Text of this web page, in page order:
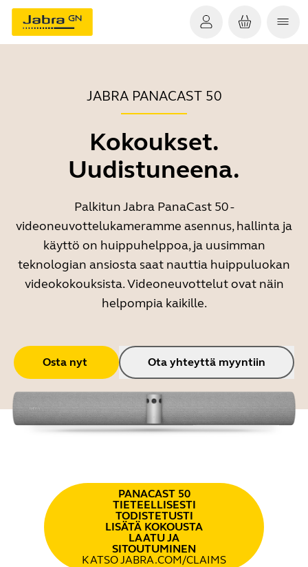
JABRA PANACAST 50
Kokoukset.
Uudistuneena.
Palkitun Jabra PanaCast 50 -
videoneuvottelukameramme asennus, hallinta ja
käyttö on huippuhelppoa, ja uusimman
teknologian ansiosta saat nauttia huippuluokan
videokokouksista. Videoneuvottelut ovat näin
helpompia kaikille.
Osta nyt Ota yhteyttä myyntiin
PANACAST 50
TIETEELLISESTI
TODISTETUSTI
LISÄTÄ KOKOUSTA
LAATU JA
SITOUTUMINEN
KATSO JABRA.COM/CLAIMS